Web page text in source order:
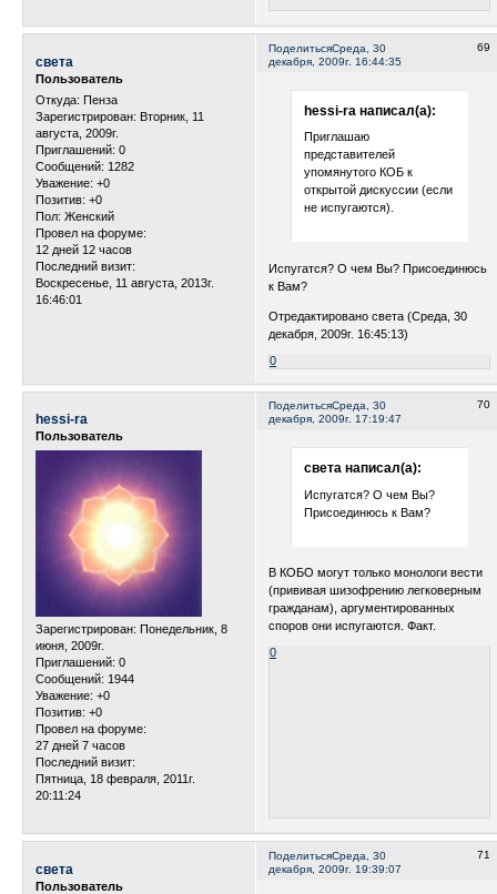
Поделиться 69
Среда, 30
декабря, 2009г. 16:44:35
света
Пользователь
Откуда: Пенза
Зарегистрирован: Вторник, 11
августа, 2009г.
Приглашений: 0
Сообщений: 1282
Уважение: +0
Позитив: +0
Пол: Женский
Провел на форуме:
12 дней 12 часов
Последний визит:
Воскресенье, 11 августа, 2013г.
16:46:01
hessi-ra написал(а):
Приглашаю
представителей
упомянутого КОБ к
открытой дискуссии (если
не испугаются).
Испугатся? О чем Вы? Присоединюсь
к Вам?
Отредактировано света (Среда, 30
декабря, 2009г. 16:45:13)
0
Поделиться 70
Среда, 30
декабря, 2009г. 17:19:47
hessi-ra
Пользователь
Зарегистрирован: Понедельник, 8
июня, 2009г.
Приглашений: 0
Сообщений: 1944
Уважение: +0
Позитив: +0
Провел на форуме:
27 дней 7 часов
Последний визит:
Пятница, 18 февраля, 2011г.
20:11:24
света написал(а):
Испугатся? О чем Вы?
Присоединюсь к Вам?
В КОБО могут только монологи вести
(прививая шизофрению легковерным
гражданам), аргументированных
споров они испугаются. Факт.
0
Поделиться 71
Среда, 30
декабря, 2009г. 19:39:07
света
Пользователь